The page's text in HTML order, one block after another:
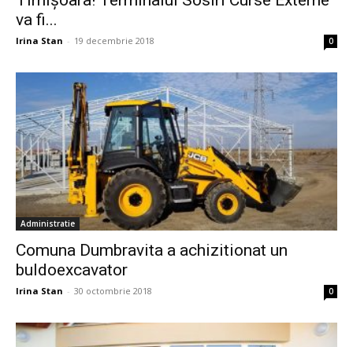
va fi...
Irina Stan - 19 decembrie 2018 0
Administratie
Comuna Dumbravita a achizitionat un
buldoexcavator
Irina Stan - 30 octombrie 2018 0